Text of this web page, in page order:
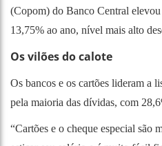
(Copom) do Banco Central elevou
13,75% ao ano, nível mais alto
Os vilões do calote
Os bancos e os cartões lideram a
pela maioria das dívidas, com
“Cartões e o cheque especial são